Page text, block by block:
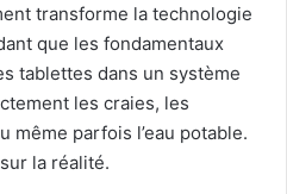
transforme la technologie
que les fondamentaux
tablettes dans un système
les craies, les
même parfois l’eau potable.
la réalité.